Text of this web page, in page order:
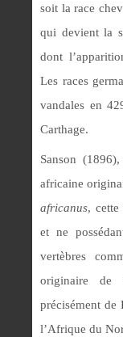
soit la race
qui devient la
dont
Les races
vandales en
Carthage.
Sanson
africaine
africanus, cette
et ne
vertèbres
originaire de
précisément de
l’Afrique du